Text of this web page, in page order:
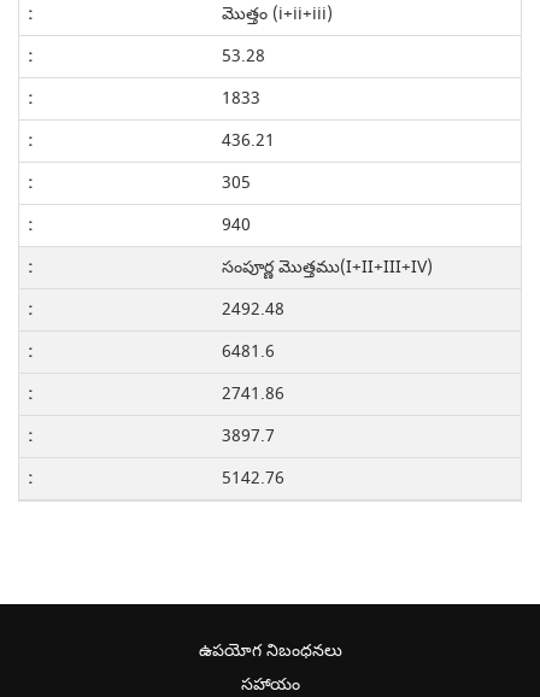
మొత్తం (i+ii+iii)
53.28
1833
436.21
305
940
సంపూర్ణ మొత్తము(I+II+III+IV)
2492.48
6481.6
2741.86
3897.7
5142.76
ఉపయోగ నిబంధనలు
సహాయం